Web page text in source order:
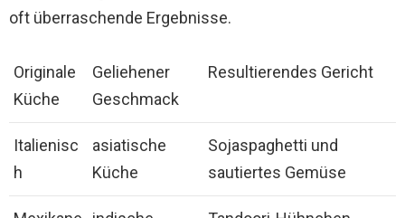
oft überraschende Ergebnisse.
Originale
Küche
Geliehener
Geschmack
Resultierendes Gericht
Italienisc
h
asiatische
Küche
Sojaspaghetti und
sautiertes Gemüse